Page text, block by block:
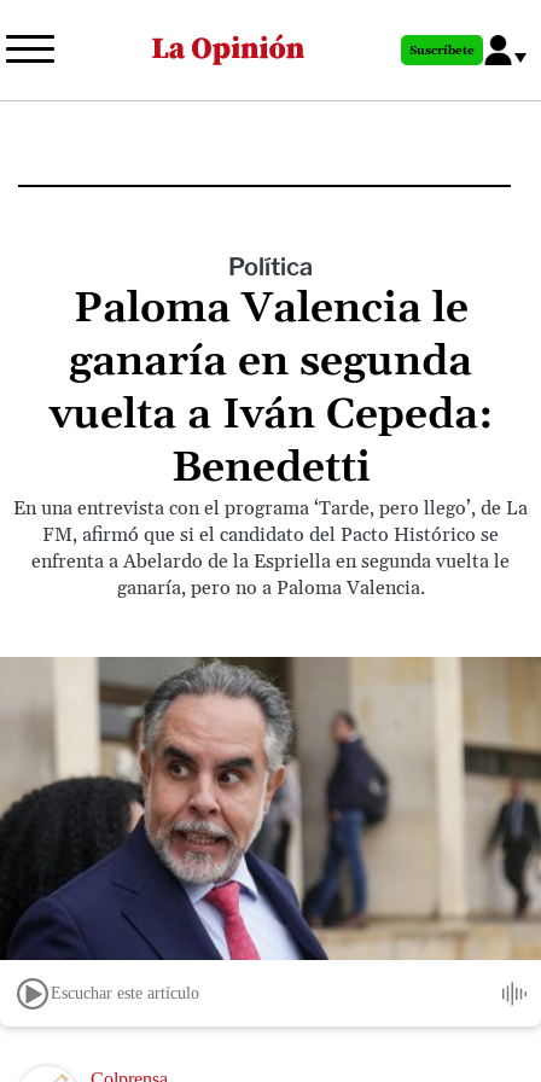
al
principal
Suscríbete
Política
Paloma Valencia le
ganaría en segunda
vuelta a Iván Cepeda:
Benedetti
En una entrevista con el programa ‘Tarde, pero llego’, de La
FM, afirmó que si el candidato del Pacto Histórico se
enfrenta a Abelardo de la Espriella en segunda vuelta le
ganaría, pero no a Paloma Valencia.
Escuchar este artículo